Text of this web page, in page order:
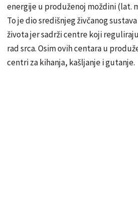
energije u produženoj moždini (lat.
To je dio središnjeg živčanog
života jer sadrži centre koji
rad srca. Osim ovih centara u
centri za kihanja, kašljanje i gutanje.